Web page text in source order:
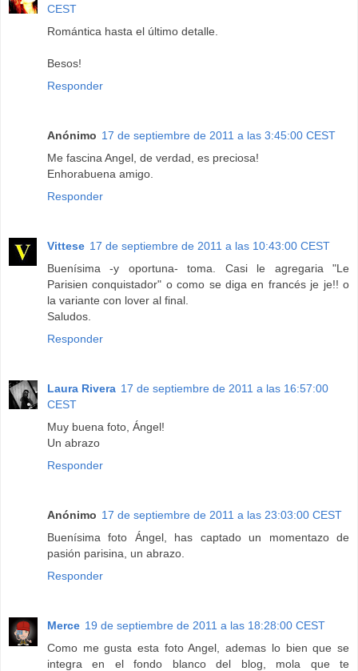
CEST
Romántica hasta el último detalle.
Besos!
Responder
Anónimo 17 de septiembre de 2011 a las 3:45:00 CEST
Me fascina Angel, de verdad, es preciosa!
Enhorabuena amigo.
Responder
Vittese 17 de septiembre de 2011 a las 10:43:00 CEST
Buenísima -y oportuna- toma. Casi le agregaria "Le
Parisien conquistador" o como se diga en francés je je!! o
la variante con lover al final.
Saludos.
Responder
Laura Rivera 17 de septiembre de 2011 a las 16:57:00
CEST
Muy buena foto, Ángel!
Un abrazo
Responder
Anónimo 17 de septiembre de 2011 a las 23:03:00 CEST
Buenísima foto Ángel, has captado un momentazo de
pasión parisina, un abrazo.
Responder
Merce 19 de septiembre de 2011 a las 18:28:00 CEST
Como me gusta esta foto Angel, ademas lo bien que se
integra en el fondo blanco del blog, mola que te